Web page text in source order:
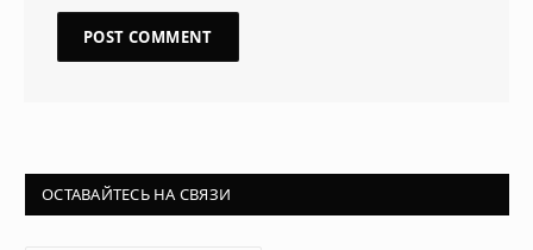
ОСТАВАЙТЕСЬ НА СВЯЗИ